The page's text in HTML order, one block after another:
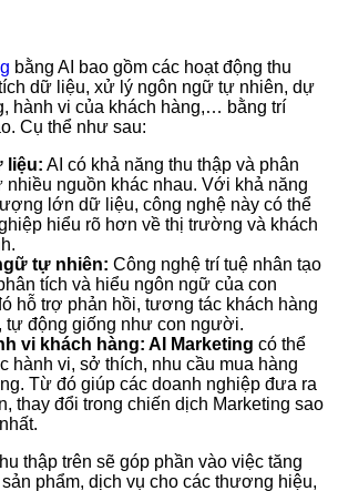
bằng AI bao gồm các hoạt động thu
dữ liệu, xử lý ngôn ngữ tự nhiên, dự
hành vi của khách hàng,… bằng trí
Cụ thể như sau:
liệu: AI có khả năng thu thập và phân
nhiều nguồn khác nhau. Với khả năng
lớn dữ liệu, công nghệ này có thể
hiểu rõ hơn về thị trường và khách
tự nhiên: Công nghệ trí tuệ nhân tạo
tích và hiểu ngôn ngữ của con
hỗ trợ phản hồi, tương tác khách hàng
tự động giống như con người.
vi khách hàng: AI Marketing có thể
hành vi, sở thích, nhu cầu mua hàng
Từ đó giúp các doanh nghiệp đưa ra
thay đổi trong chiến dịch Marketing sao
thập trên sẽ góp phần vào việc tăng
phẩm, dịch vụ cho các thương hiệu,